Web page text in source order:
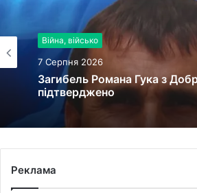
Війна, військо
7 Серпня 2026
Загибель Романа Гука з
підтверджено
Реклама